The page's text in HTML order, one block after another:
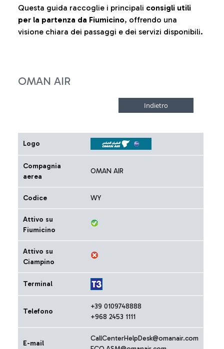
Questa guida raccoglie i principali consigli utili
per la partenza da Fiumicino, offrendo una
visione chiara dei passaggi e dei servizi disponibili.
OMAN AIR
Logo
Compagnia
aerea
OMAN AIR
Codice WY
Attivo su
Fiumicino
Attivo su
Ciampino
Terminal
Telefono
+39 0109748888
+968 2453 1111
E-mail
CallCenterHelpDesk@omanair.com